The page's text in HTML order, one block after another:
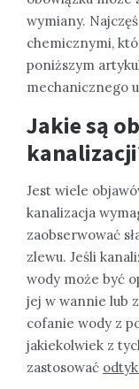
wymiany.
chemicznymi,
poniższym
mechanicznego
Jakie są
Jest wiele
kanalizacja
zaobserwować
zlewu. Jeśli
wody może być
jej w wannie lub
cofanie wody z
jakiekolwiek z
zastosować